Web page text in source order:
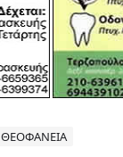
ΘΕΟΦΑΝΕΙΑ